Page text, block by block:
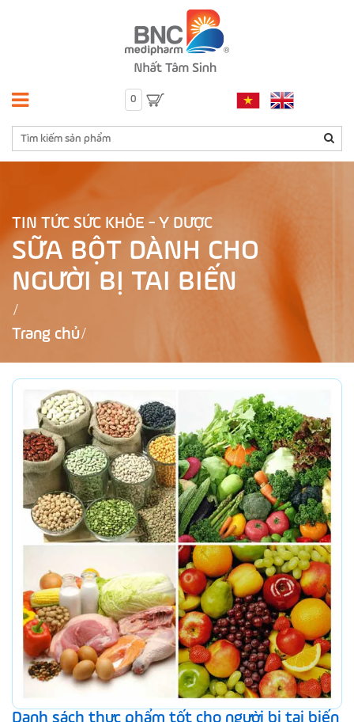
0
TIN TỨC SỨC KHỎE - Y DƯỢC
SỮA BỘT DÀNH CHO
NGƯỜI BỊ TAI BIẾN
Trang chủ
Danh sách thực phẩm tốt cho người bị tai biến